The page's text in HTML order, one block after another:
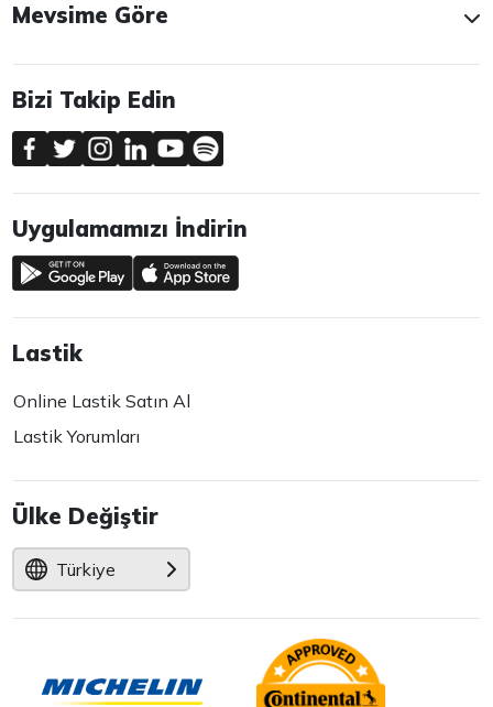
Mevsime Göre
Bizi Takip Edin
Uygulamamızı İndirin
Lastik
Online Lastik Satın Al
Lastik Yorumları
Ülke Değiştir
Türkiye